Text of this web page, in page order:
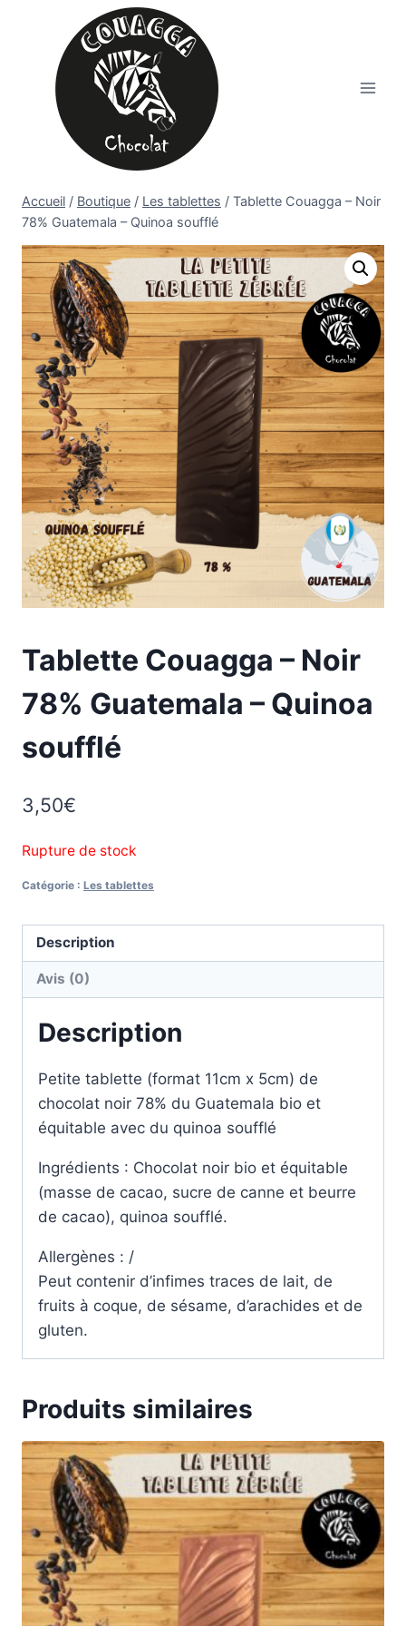
Accueil / Boutique / Les tablettes / Tablette Couagga – Noir
78% Guatemala – Quinoa soufflé
Tablette Couagga – Noir
78% Guatemala – Quinoa
soufflé
3,50€
Rupture de stock
Catégorie : Les tablettes
Description
Avis (0)
Description
Petite tablette (format 11cm x 5cm) de
chocolat noir 78% du Guatemala bio et
équitable avec du quinoa soufflé
Ingrédients : Chocolat noir bio et équitable
(masse de cacao, sucre de canne et beurre
de cacao), quinoa soufflé.
Allergènes : /
Peut contenir d’infimes traces de lait, de
fruits à coque, de sésame, d’arachides et de
gluten.
Produits similaires